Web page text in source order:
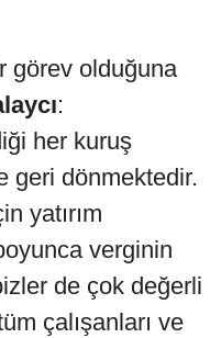
görev olduğuna
:
her kuruş
geri dönmektedir.
yatırım
verginin
de çok değerli
çalışanları ve